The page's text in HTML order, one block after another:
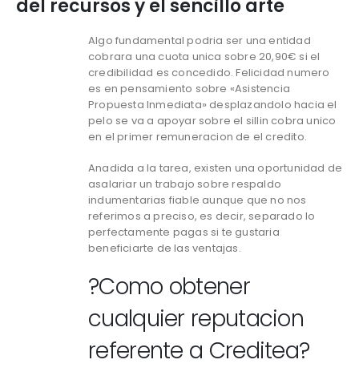
del recursos y el sencillo arte
Algo fundamental podri­a ser una entidad
cobrara una cuota unica sobre 20,90€ si el
credibilidad es concedido. Felicidad numero
es en pensamiento sobre «Asistencia
Propuesta Inmediata» desplazandolo hacia el
pelo se va a apoyar sobre el silli­n cobra unico
en el primer remuneracion de el credito.
Anadida a la tarea, existen una oportunidad de
asalariar un trabajo sobre respaldo
indumentarias fiable aunque que no nos
referimos a preciso, es decir, separado lo
perfectamente pagas si te gustaria
beneficiarte de las ventajas.
?Como obtener
cualquier reputacion
referente a Creditea?